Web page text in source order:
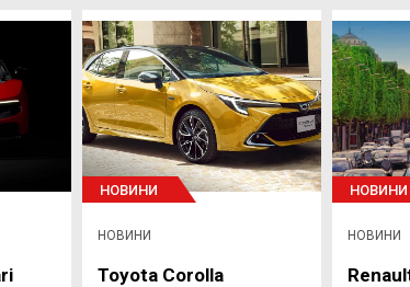
НОВИНИ
НОВИНИ
Toyota Corolla
НОВИНИ
НОВИНИ